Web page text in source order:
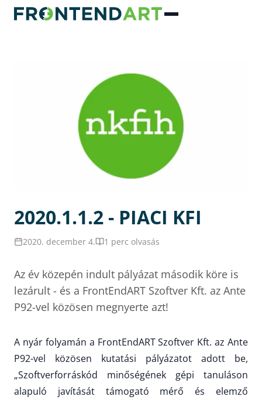
2020.1.1.2 - PIACI KFI
2020. december 4. 1 perc olvasás
Az év közepén indult pályázat második köre is
lezárult - és a FrontEndART Szoftver Kft. az Ante
P92-vel közösen megnyerte azt!
A nyár folyamán a FrontEndART Szoftver Kft. az Ante
P92-vel közösen kutatási pályázatot adott be,
„Szoftverforráskód minőségének gépi tanuláson
alapuló javítását támogató mérő és elemző